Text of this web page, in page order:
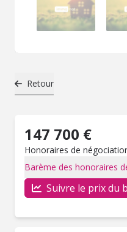
Retour
147 700 €
Honoraires de
Barème des honoraires
Suivre le prix du